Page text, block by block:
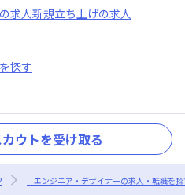
の求人新規立ち上げの求人
探す
ウトを受け取る
ITエンジニア・デザイナーの求人・転職を